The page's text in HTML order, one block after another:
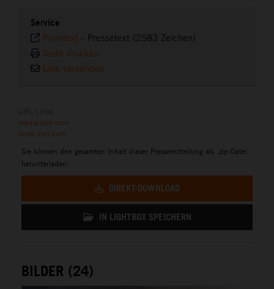
Service
Plaintext - Pressetext (2583 Zeichen)
Seite drucken
Link versenden
media.ktm.com
press.ktm.com
Sie können den gesamten Inhalt dieser Pressemitteilung als .zip-Datei
herunterladen:
DIREKT-DOWNLOAD
IN LIGHTBOX SPEICHERN
BILDER (24)